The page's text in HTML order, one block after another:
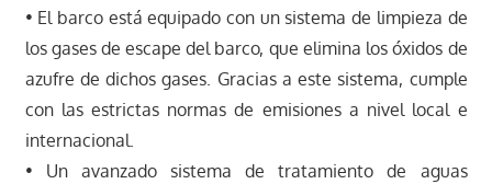
• El barco está equipado con un sistema de limpieza de
los gases de escape del barco, que elimina los óxidos de
azufre de dichos gases. Gracias a este sistema, cumple
con las estrictas normas de emisiones a nivel local e
internacional.
• Un avanzado sistema de tratamiento de aguas